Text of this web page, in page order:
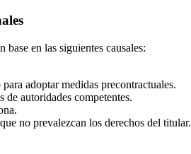
en las siguientes causales:
adoptar medidas precontractuales.
autoridades competentes.
no prevalezcan los derechos del titular.